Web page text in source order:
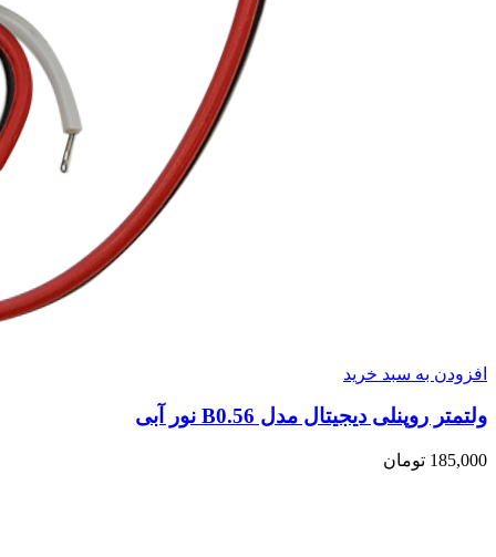
افزودن به سبد خرید
ولتمتر روپنلی دیجیتال مدل B0.56 نور آبی
185,000 تومان